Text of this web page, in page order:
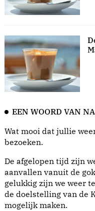
EEN WOORD VAN
Wat mooi dat jullie
bezoeken.
De afgelopen tijd zijn
aanvallen vanuit de
gelukkig zijn we weer
de doelstelling van de
mogelijk maken.